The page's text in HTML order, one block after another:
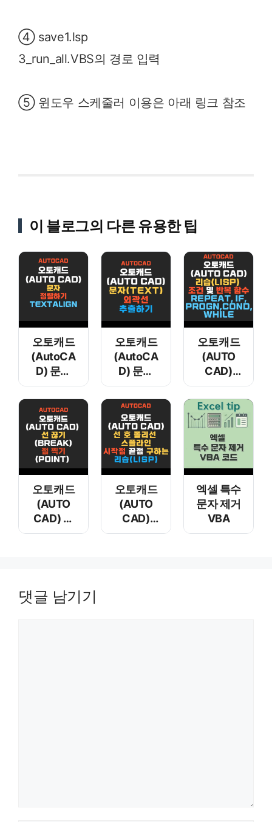
④ save1.lsp
3_run_all.VBS의 경로 입력
⑤ 윈도우 스케줄러 이용은 아래 링크 참조
이 블로그의 다른 유용한 팁
오토캐드
(AutoCA
D) 문자
정렬하기 –
TEXTALI
GN
오토캐드
(AutoCA
D) 문자
외곽선
추출하기
오토캐드
(AUTO
CAD)
리습(Lisp)
조건 및
반복 함수
Repeat-
If-Progn-
Cond-
While
오토캐드
(AUTO
CAD) 선
끊기
오토캐드
(AUTO
CAD)
단일 객체
엑셀 특수
문자 제거
VBA
댓글 남기기